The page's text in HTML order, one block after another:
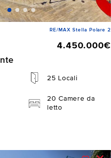
RE/MAX Stella Polare 2
4.450.000€
25 Locali
20 Camere da
letto